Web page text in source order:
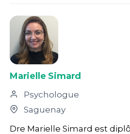
Marielle Simard
Psychologue
Saguenay
Dre Marielle Simard est